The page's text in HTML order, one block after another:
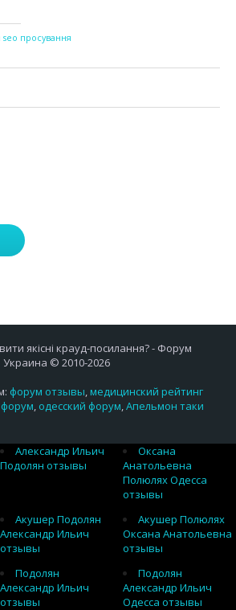
seo просування
якісні крауд-посилання? - Форум
Украина © 2010-2026
форум отзывы,медицинский рейтинг
, одесский форум,Апельмон таки
Александр Ильич
Подолян отзывы
Оксана
Анатольевна
Полюлях Одесса
отзывы
Акушер Подолян
Александр Ильич
отзывы
Акушер Полюлях
Оксана Анатольевна
отзывы
Подолян
Александр Ильич
отзывы
Подолян
Александр Ильич
Одесса отзывы